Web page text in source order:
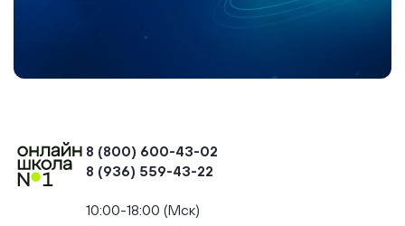
8 (800) 600-43-02
8 (936) 559-43-22
10:00-18:00 (Мск)